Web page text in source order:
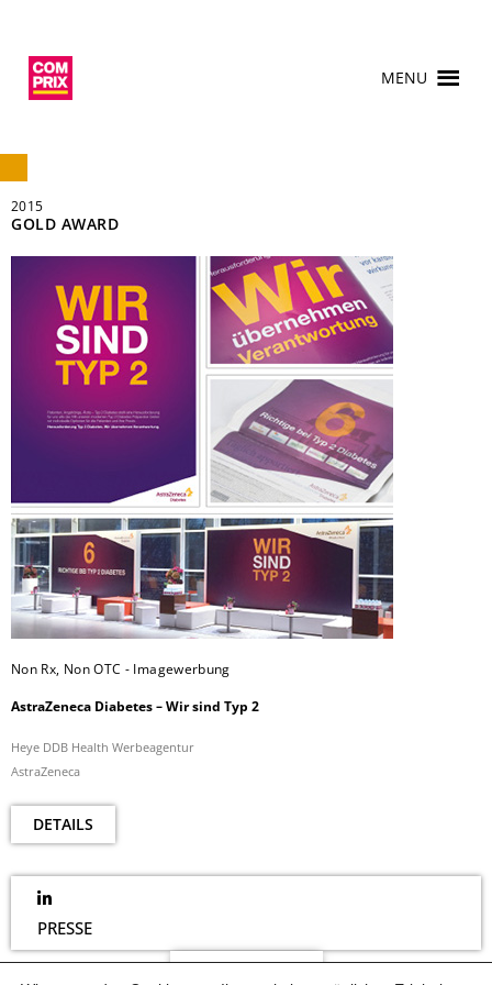
MENU
2015
GOLD AWARD
Non Rx, Non OTC - Imagewerbung
AstraZeneca Diabetes – Wir sind Typ 2
Heye DDB Health Werbeagentur
AstraZeneca
DETAILS
PRESSE